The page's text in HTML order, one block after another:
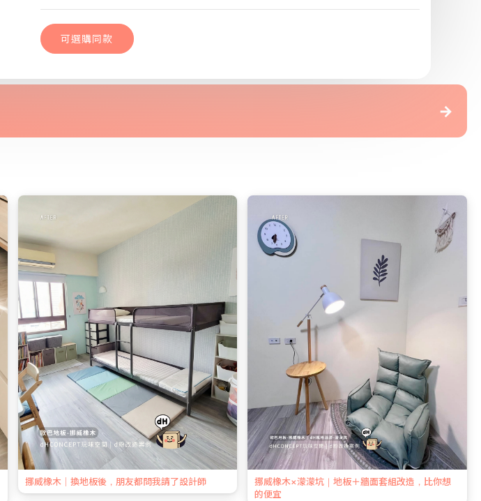
可選購同款
尼斯小木｜歐巴地板
→
挪威橡木｜換地板後，朋友都問我請了設計師
挪威橡木×濛濛坑｜地板＋牆面套組改造，比你想
的便宜